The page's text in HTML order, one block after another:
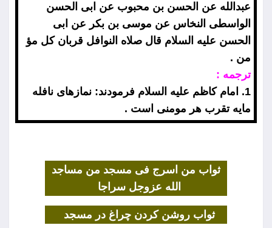
عبدالله عن الحسن بن محبوب عن ابى الحسن
الواسطى النخاس عن موسى بن بكر عن ابى
الحسن عليه السلام قال صلاه النوافل قربان كل مؤ
من .
ترجمه :
1. امام كاظم عليه السلام فرمودند: نمازهاى نافله
مايه تقرب هر مومنى است .
ثواب من اسرج فى مسجد من مساجد
الله عزوجل سراجا
ثواب روشن كردن چراغ در مسجد